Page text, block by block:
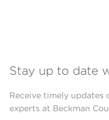
Stay up to date
Receive timely
experts at Beckman